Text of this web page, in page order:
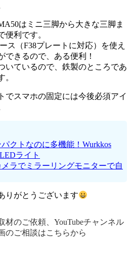
はミニ三脚から大きな三脚ま
便利です。
ス（F38プレートに対応）を使え
できるので、ある便利！
いているので、鉄製のところであ
。
でスマホの固定には今後必須アイ
パクトなのに多機能！Wurkkos
ライト
ラでミラーリングモニターで自
りがとうございます
材のご依頼、YouTubeチャンネル
のご相談はこちらから